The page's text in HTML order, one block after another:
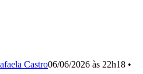
Castro06/06/2026 às 22h18 •